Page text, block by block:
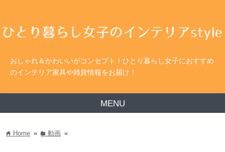
おしゃれ＆かわいいがコンセプト！ひとり暮らし女子におすすめ
のインテリア家具や雑貨情報をお届け！
MENU
home Home » folder動画 »